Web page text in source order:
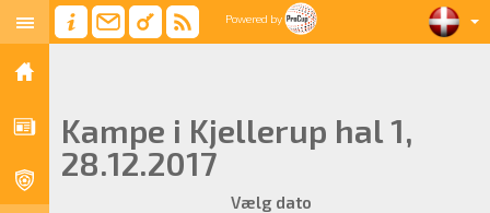
Powered by
Kampe i Kjellerup hal 1,
28.12.2017
Vælg dato